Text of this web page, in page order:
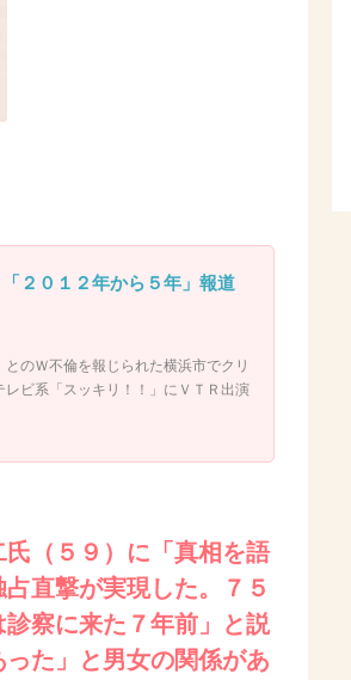
２０１２年から５年」報道
のＷ不倫を報じられた横浜市でクリ
ビ系「スッキリ！！」にＶＴＲ出演
氏（５９）に「真相を語
直撃が実現した。７５
察に来た７年前」と説
た」と男女の関係があ